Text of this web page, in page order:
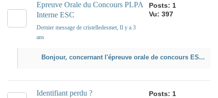
Epreuve Orale du Concours PLPA
Interne ESC
Dernier message de cristelledesmet, Il y a 3
ans
Posts: 1
Vu: 397
Bonjour, concernant l'épreuve orale de concours ES...
Identifiant perdu ?
Posts: 1